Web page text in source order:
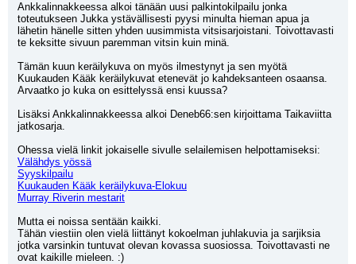
Ankkalinnakkeessa alkoi tänään uusi palkintokilpailu jonka
toteutukseen Jukka ystävällisesti pyysi minulta hieman apua ja
lähetin hänelle sitten yhden uusimmista vitsisarjoistani. Toivottavasti
te keksitte sivuun paremman vitsin kuin minä.
Tämän kuun keräilykuva on myös ilmestynyt ja sen myötä
Kuukauden Kääk keräilykuvat etenevät jo kahdeksanteen osaansa.
Arvaatko jo kuka on esittelyssä ensi kuussa?
Lisäksi Ankkalinnakkeessa alkoi Deneb66:sen kirjoittama Taikaviitta
jatkosarja.
Ohessa vielä linkit jokaiselle sivulle selailemisen helpottamiseksi:
Välähdys yössä
Syyskilpailu
Kuukauden Kääk keräilykuva-Elokuu
Murray Riverin mestarit
Mutta ei noissa sentään kaikki.
Tähän viestiin olen vielä liittänyt kokoelman juhlakuvia ja sarjiksia
jotka varsinkin tuntuvat olevan kovassa suosiossa. Toivottavasti ne
ovat kaikille mieleen. :)